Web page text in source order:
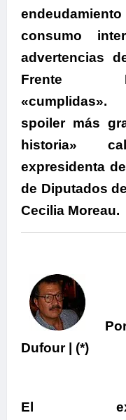
endeudamiento
consumo
advertencias
Frente
spoiler más
historia»
expresidenta
de Diputados
Cecilia Moreau.
Dufour | (*)
El